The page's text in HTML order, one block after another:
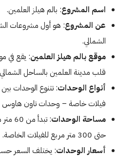
اسم المشروع: بالم هيلز العلمين.
عن المشروع: هو أول مشروعات
الشمالي.
موقع بالم هيلز العلمين: يقع في
قلب مدينة العلمين بالساحل
أنواع الوحدات: تتنوع الوحدات
فيلات خاصة – وحدات تاون
مساحة الوحدات
:
حتى 300 متر مربع للفيلات الخاصة.
أسعار الوحدات: يختلف السعر